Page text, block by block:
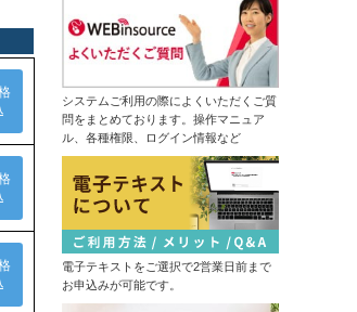
中堅社員研修～管理職を補佐し、部
の成果を出す！
会員 13,500円 通常 14,300円
2026年9月7日(月)オンライン
プロジェクトマネジメント基礎研修
会員 13,500円 通常 14,300円
オンライン
はじめての経理実務研修～日次・月
会員 13,500円 通常 14,300円
2026年9月14日(月)オンライン
2026年9月28日(月)
ＤＸ推進のための業務改革研修～デ
ジタル活用の視点を持つ
ChatGPT×データ分析研修～ＡＩド
リブンな課題解決
（半日研修）ＡＩ理解研修～人工知
能にできることを知り、正しく活用
する
触って高める生成ＡＩリテラシー研
修～生成ＡＩパスポート取得の１歩
を踏み出す
管理職向け発想力強化ワークショッ
プ～生成ＡＩとＳＦ思考で未来を構
想する
NotebookLM活用研修～生成ＡＩで
スライド作成を自動化する
システムご利用の際によくいただくご質
問をまとめております。操作マニュア
ル、各種権限、ログイン情報など
電子テキストをご選択で2営業日前まで
お申込みが可能です。